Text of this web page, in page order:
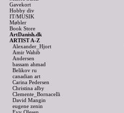
Gavekort
Hobby div
IT/MUSIK
Møbler
Book Store
ArtDanish.dk
ARTIST A-Z
Alexander_Hjort
Amir Wahib
Andersen
bassam ahmad
Belikov ru
canadian art
Carina Pedersen
Christina alby
Clemente_Bornacelli
David Mangin
eugene zenin